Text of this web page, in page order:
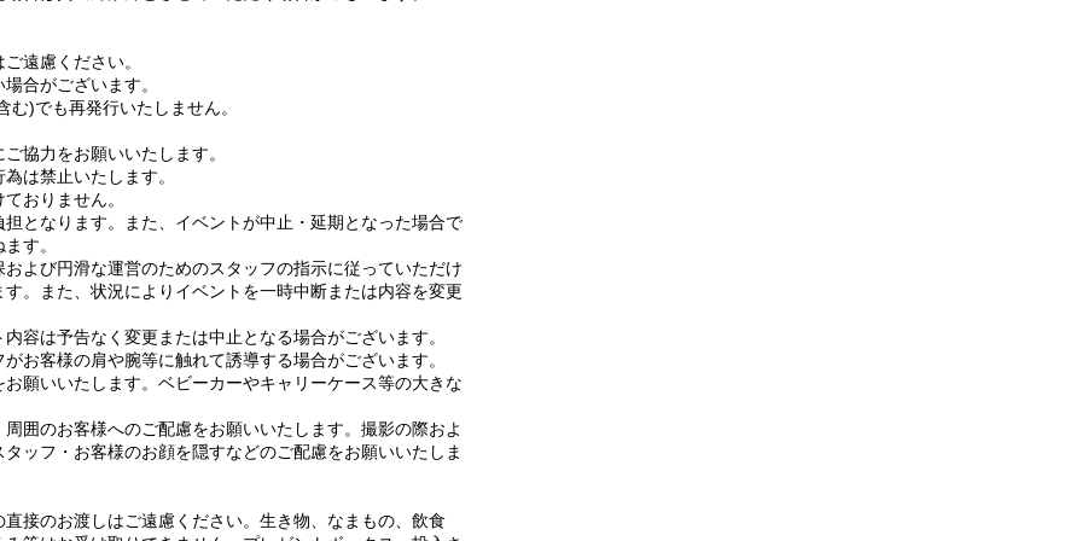
遠慮ください。
合がございます。
)でも再発行いたしません。
協力をお願いいたします。
は禁止いたします。
おりません。
となります。また、イベントが中止・延期となった場合で
す。
よび円滑な運営のためのスタッフの指示に従っていただけ
。また、状況によりイベントを一時中断または内容を変更
容は予告なく変更または中止となる場合がございます。
お客様の肩や腕等に触れて誘導する場合がございます。
願いいたします。ベビーカーやキャリーケース等の大きな
囲のお客様へのご配慮をお願いいたします。撮影の際およ
ッフ・お客様のお顔を隠すなどのご配慮をお願いいたしま
接のお渡しはご遠慮ください。生き物、なまもの、飲食